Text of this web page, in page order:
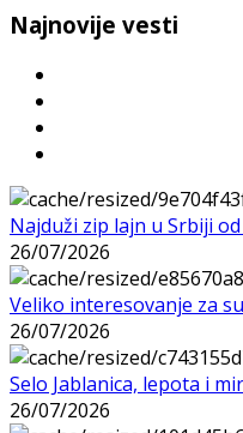
Najnovije vesti
Najduži zip lajn u Srbiji
26/07/2026
Veliko interesovanje za
26/07/2026
Selo Jablanica, lepota i
26/07/2026